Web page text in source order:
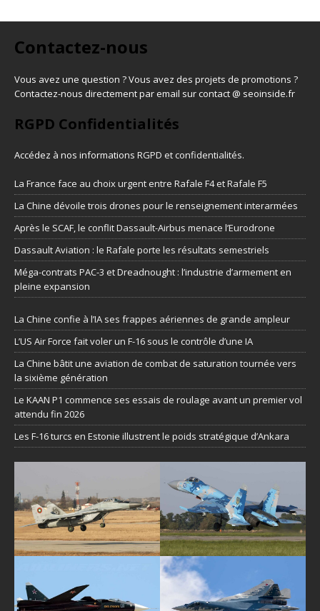
Contactez-nous
Vous avez une question ? Vous avez des projets de promotions ?
Contactez-nous directement par email sur contact @ seoinside.fr
RGPD Confidentialités
Accédez à nos informations RGPD et confidentialités.
La France face au choix urgent entre Rafale F4 et Rafale F5
La Chine dévoile trois drones pour le renseignement interarmées
Après le SCAF, le conflit Dassault-Airbus menace l’Eurodrone
Dassault Aviation : le Rafale porte les résultats semestriels
Méga-contrats PAC-3 et Dreadnought : l’industrie d’armement en
pleine expansion
La Chine confie à l’IA ses frappes aériennes de grande ampleur
L’US Air Force fait voler un F-16 sous le contrôle d’une IA
La Chine bâtit une aviation de combat de saturation tournée vers
la sixième génération
Le KAAN P1 commence ses essais de roulage avant un premier vol
attendu fin 2026
Les F-16 turcs en Estonie illustrent le poids stratégique d’Ankara